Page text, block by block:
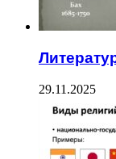
29.11.2025